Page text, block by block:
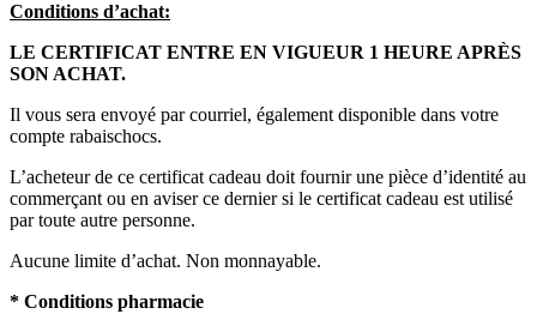
Conditions d’achat:
LE CERTIFICAT ENTRE EN VIGUEUR 1 HEURE APRÈS
SON ACHAT.
Il vous sera envoyé par courriel, également disponible dans votre
compte rabaischocs.
L’acheteur de ce certificat cadeau doit fournir une pièce d’identité au
commerçant ou en aviser ce dernier si le certificat cadeau est utilisé
par toute autre personne.
Aucune limite d’achat. Non monnayable.
* Conditions pharmacie